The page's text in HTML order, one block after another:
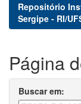
Repositório
Sergipe - RI/
Página
Buscar em: